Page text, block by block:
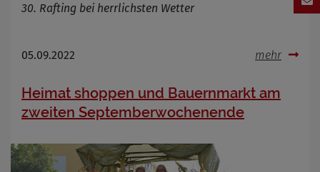
30. Rafting bei herrlichsten Wetter
05.09.2022 mehr
Heimat shoppen und Bauernmarkt am
zweiten Septemberwochenende